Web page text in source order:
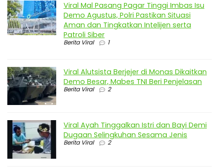
Viral Mal Pasang Pagar Tinggi Imbas Isu
Demo Agustus, Polri Pastikan Situasi
Aman dan Tingkatkan Intelijen serta
Patroli Siber
Berita Viral 1
Viral Alutsista Berjejer di Monas Dikaitkan
Demo Besar, Mabes TNI Beri Penjelasan
Berita Viral 2
Viral Ayah Tinggalkan Istri dan Bayi Demi
Dugaan Selingkuhan Sesama Jenis
Berita Viral 2